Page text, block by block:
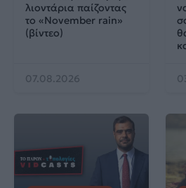
λιοντάρια παίζοντας
το «November rain»
(βίντεο)
07.08.2026